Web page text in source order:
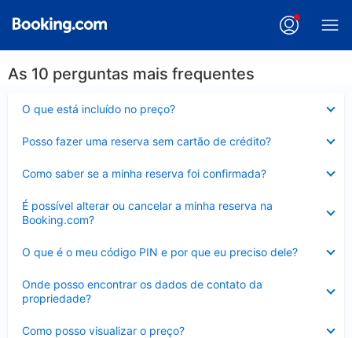
As 10 perguntas mais frequentes
O que está incluído no preço?
Posso fazer uma reserva sem cartão de crédito?
Como saber se a minha reserva foi confirmada?
É possível alterar ou cancelar a minha reserva na
Booking.com?
Contraído
O que é o meu código PIN e por que eu preciso dele?
Onde posso encontrar os dados de contato da
propriedade?
Como posso visualizar o preço?